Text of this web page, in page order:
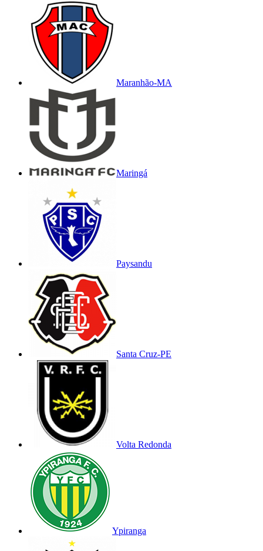
Maranhão-MA
Maringá
Paysandu
Santa Cruz-PE
Volta Redonda
Ypiranga